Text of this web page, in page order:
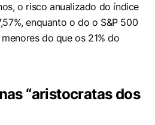
o risco anualizado do índice
enquanto o do o S&P 500
do que os 21% do
“aristocratas dos